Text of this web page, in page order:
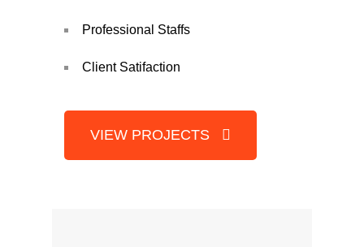
Professional Staffs
Client Satifaction
VIEW PROJECTS